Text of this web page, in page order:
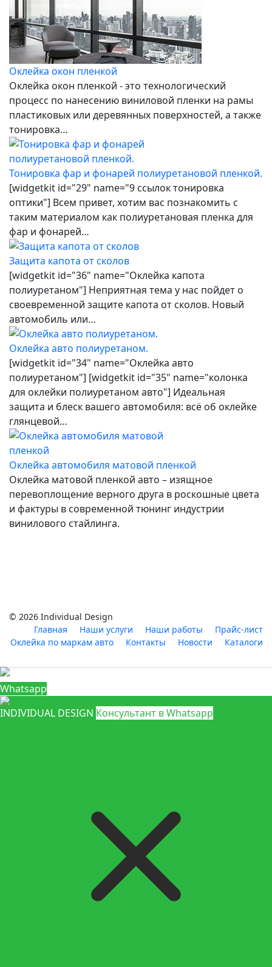
Оклейка окон пленкой
Оклейка окон пленкой - это технологический
процесс по нанесению виниловой пленки на рамы
пластиковых или деревянных поверхностей, а также
тонировка…
Тонировка фар и фонарей полиуретановой пленкой.
[widgetkit id="29" name="9 ссылок тонировка
оптики"] Всем привет, хотим вас познакомить с
таким материалом как полиуретановая пленка для
фар и фонарей…
Защита капота от сколов
[widgetkit id="36" name="Оклейка капота
полиуретаном"] Неприятная тема у нас пойдет о
своевременной защите капота от сколов. Новый
автомобиль или…
Оклейка авто полиуретаном.
[widgetkit id="34" name="Оклейка авто
полиуретаном"] [widgetkit id="35" name="колонка
для оклейки полиуретаном авто"] Идеальная
защита и блеск вашего автомобиля: всё об оклейке
глянцевой…
Оклейка автомобиля матовой пленкой
Оклейка матовой пленкой авто – изящное
перевоплощение верного друга в роскошные цвета
и фактуры в современной тюнинг индустрии
винилового стайлинга.
© 2026 Individual Design
Главная
Наши услуги Наши работы
Прайс-лист
Оклейка по маркам авто
Контакты Новости Каталоги
Whatsapp
INDIVIDUAL DESIGN Консультант в Whatsapp